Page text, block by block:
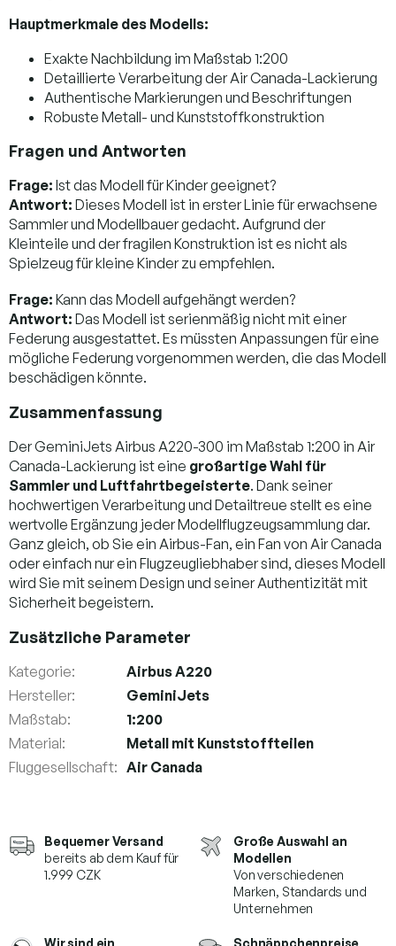
Bequemer Versand
bereits ab dem Kauf für
1.999 CZK
Große Auswahl an
Modellen
Von verschiedenen
Marken, Standards und
Unternehmen
Wir sind ein
Schnäppchenpreise
Hauptmerkmale des Modells:
Exakte Nachbildung im Maßstab 1:200
Detaillierte Verarbeitung der Air Canada-Lackierung
Authentische Markierungen und Beschriftungen
Robuste Metall- und Kunststoffkonstruktion
Fragen und Antworten
Frage: Ist das Modell für Kinder geeignet?
Antwort: Dieses Modell ist in erster Linie für erwachsene
Sammler und Modellbauer gedacht. Aufgrund der
Kleinteile und der fragilen Konstruktion ist es nicht als
Spielzeug für kleine Kinder zu empfehlen.
Frage: Kann das Modell aufgehängt werden?
Antwort: Das Modell ist serienmäßig nicht mit einer
Federung ausgestattet. Es müssten Anpassungen für eine
mögliche Federung vorgenommen werden, die das Modell
beschädigen könnte.
Zusammenfassung
Der GeminiJets Airbus A220-300 im Maßstab 1:200 in Air
Canada-Lackierung ist eine großartige Wahl für
Sammler und Luftfahrtbegeisterte. Dank seiner
hochwertigen Verarbeitung und Detailtreue stellt es eine
wertvolle Ergänzung jeder Modellflugzeugsammlung dar.
Ganz gleich, ob Sie ein Airbus-Fan, ein Fan von Air Canada
oder einfach nur ein Flugzeugliebhaber sind, dieses Modell
wird Sie mit seinem Design und seiner Authentizität mit
Sicherheit begeistern.
Zusätzliche Parameter
Kategorie:
Airbus A220
Hersteller:
GeminiJets
Maßstab:
1:200
Material:
Metall mit Kunststoffteilen
Fluggesellschaft: Air Canada